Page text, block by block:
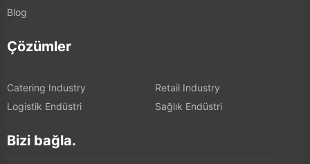
Blog
Çözümler
Catering Industry
Retail Industry
Logistik Endüstri
Sağlık Endüstri
Bizi bağla.